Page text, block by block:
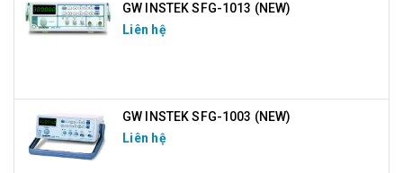
GW INSTEK SFG-1013 (NEW)
Liên hệ
GW INSTEK SFG-1003 (NEW)
Liên hệ